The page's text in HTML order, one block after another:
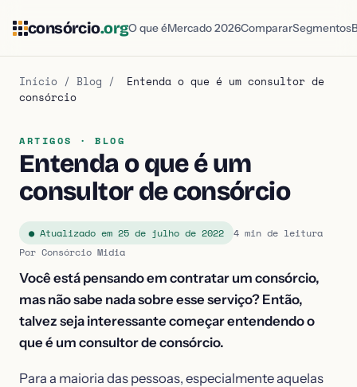
consórcio.orgO que éMercado 2026CompararSegmentos
Início / Blog /
Entenda o que é um consultor de
consórcio
ARTIGOS · BLOG
Entenda o que é um
consultor de consórcio
● Atualizado em 25 de julho de 2022
4 min de leitura
Por Consórcio Midia
Você está pensando em contratar um consórcio,
mas não sabe nada sobre esse serviço? Então,
talvez seja interessante começar entendendo o
que é um consultor de consórcio.
Para a maioria das pessoas, especialmente aquelas